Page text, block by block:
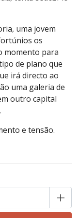
uma jovem
os
momento para
de plano que
irá directo ao
uma galeria de
outro capital
e tensão.
+